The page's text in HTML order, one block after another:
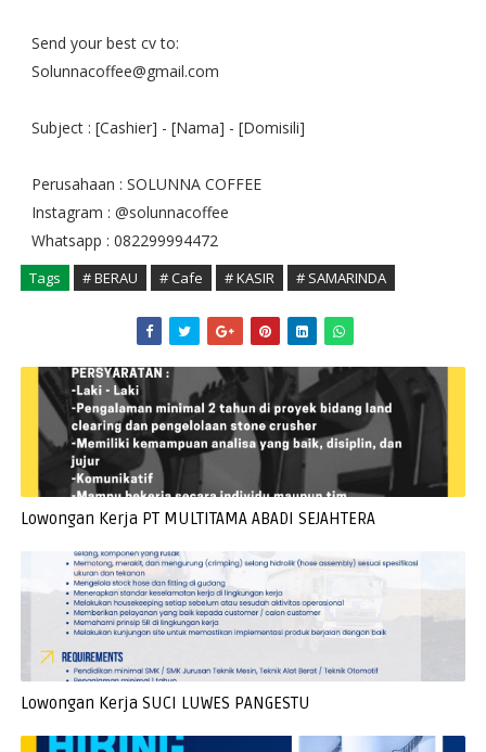
Send your best cv to:
Solunnacoffee@gmail.com
Subject : [Cashier] - [Nama] - [Domisili]
Perusahaan : SOLUNNA COFFEE
Instagram : @solunnacoffee
Whatsapp : ‪082299994472
Tags # BERAU # Cafe # KASIR # SAMARINDA
Lowongan Kerja PT MULTITAMA ABADI SEJAHTERA
Lowongan Kerja SUCI LUWES PANGESTU